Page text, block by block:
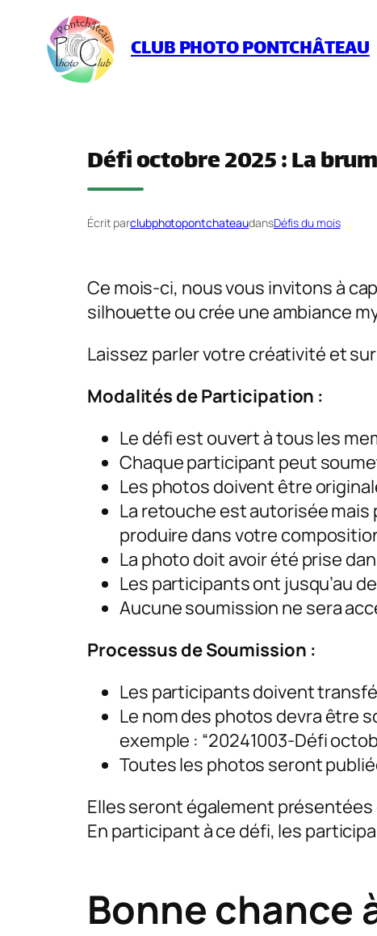
contenu
CLUB PHOTO PONTCHÂTEAU
Défi octobre 2025 : La
Écrit parclubphotopontchateaudansDéfis du mois
Ce mois-ci, nous vous invitons à
silhouette ou crée une ambiance
Laissez parler votre créativité et
Modalités de Participation :
Le défi est ouvert à tous les
Chaque participant peut
Les photos doivent être
La retouche est autorisée mais
produire dans votre
La photo doit avoir été prise
Les participants ont jusqu’au
Aucune soumission ne sera
Processus de Soumission :
Les participants doivent
Le nom des photos devra être
exemple : “20241003-Défi
Toutes les photos seront
Elles seront également
En participant à ce défi, les
Bonne chance